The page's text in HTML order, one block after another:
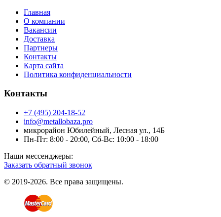
Главная
О компании
Вакансии
Доставка
Партнеры
Контакты
Карта сайта
Политика конфиденциальности
Контакты
+7 (495) 204-18-52
info@metallobaza.pro
микрорайон Юбилейный, Лесная ул., 14Б
Пн-Пт: 8:00 - 20:00, Сб-Вс: 10:00 - 18:00
Наши мессенджеры:
Заказать обратный звонок
© 2019-2026. Все права защищены.